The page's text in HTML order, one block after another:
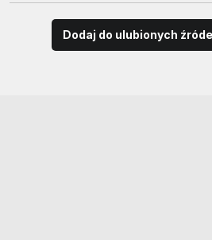
Dodaj do ulubionych